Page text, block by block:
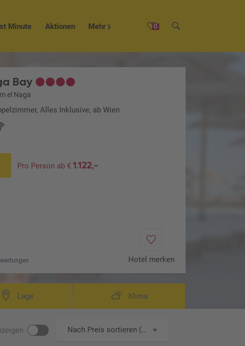
0
Minute Aktionen Mehr
Bay
el Naga
Alles Inklusive, ab Wien
Pro Person ab €1.122,-
Hotel merken
Lage Klima
Nach Preis sortieren (aufsteigend)